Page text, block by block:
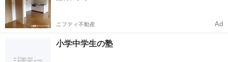
ニフティ不動産 Ad
小学中学生の塾